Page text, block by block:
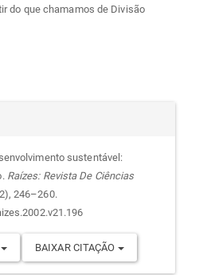
do que chamamos de Divisão
sustentável:
Raízes: Revista De Ciências
246–260.
BAIXAR CITAÇÃO